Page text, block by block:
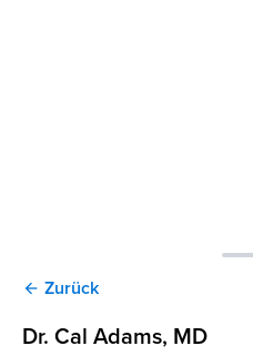
arrow_back Zurück
Dr. Cal Adams, MD